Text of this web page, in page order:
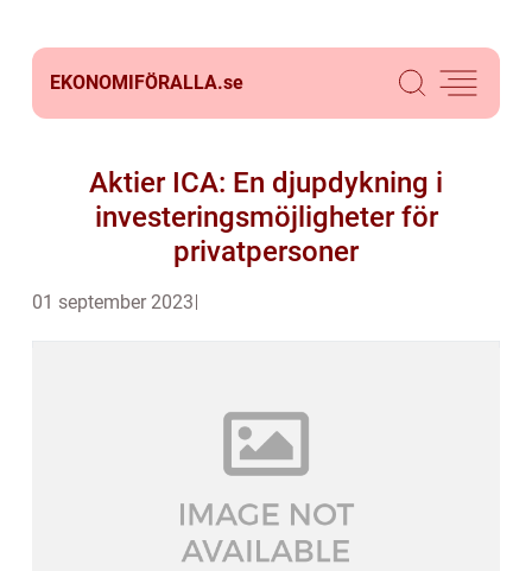
EKONOMIFÖRALLA.se
Aktier ICA: En djupdykning i
investeringsmöjligheter för
privatpersoner
01 september 2023